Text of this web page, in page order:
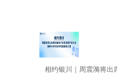
相约银川｜周震漪将出